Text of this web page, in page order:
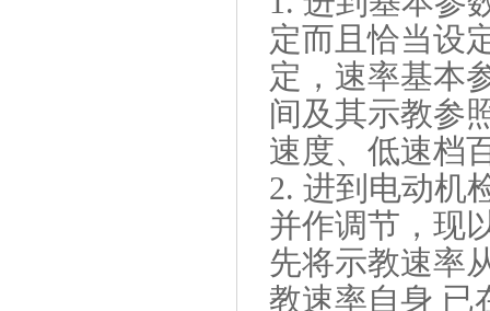
定而且恰当设
定，速率基本
间及其示教参
速度、低速档
2. 进到电动机
并作调节，现
先将示教速率
教速率自身 已